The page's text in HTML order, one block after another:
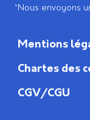
*Nous envoyons
Mentions
Chartes des
CGV/CGU